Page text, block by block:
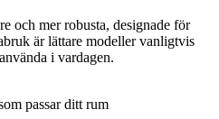
och mer robusta, designade för
är lättare modeller vanligtvis
i vardagen.
passar ditt rum